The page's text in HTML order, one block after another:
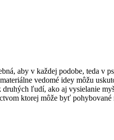
aby v každej podobe, teda
vedomé idey môžu
ľudí, ako aj vysielanie
ktorej môže byť